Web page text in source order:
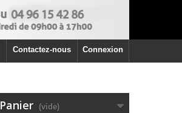
Connexion
Contactez-nous
Panier (vide)